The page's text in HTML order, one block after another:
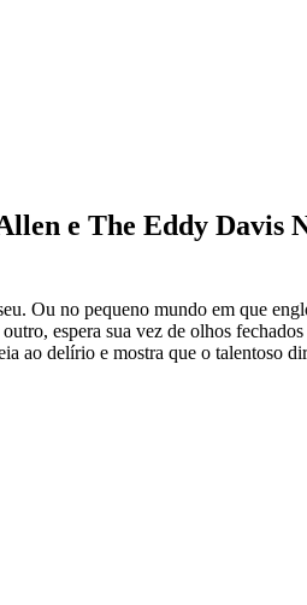
e The Eddy Davis
Ou no pequeno mundo em que
espera sua vez de olhos
ao delírio e mostra que o talentoso